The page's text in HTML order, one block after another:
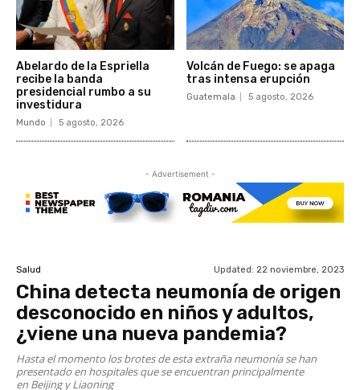
Abelardo de la Espriella
recibe la banda
presidencial rumbo a su
investidura
Mundo 5 agosto, 2026
Volcán de Fuego: se apaga
tras intensa erupción
Guatemala 5 agosto, 2026
- Advertisement -